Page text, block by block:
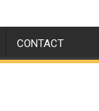
CONTACT